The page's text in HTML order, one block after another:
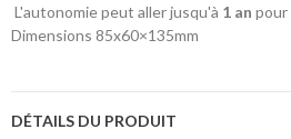
L'autonomie peut aller jusqu'à 1 an pour
Dimensions 85x60×135mm
DÉTAILS DU PRODUIT